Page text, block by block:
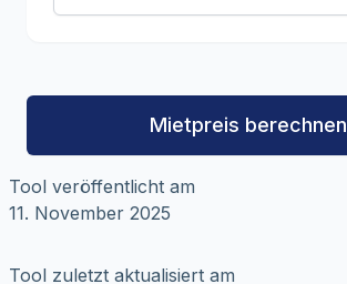
Mietpreis berechnen
Tool veröffentlicht am
11. November 2025
Tool zuletzt aktualisiert am